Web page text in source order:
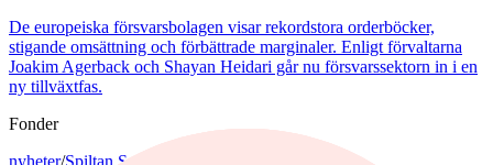
De europeiska försvarsbolagen visar rekordstora orderböcker,
stigande omsättning och förbättrade marginaler. Enligt förvaltarna
Joakim Agerback och Shayan Heidari går nu försvarssektorn in i en
ny tillväxtfas.
Fonder